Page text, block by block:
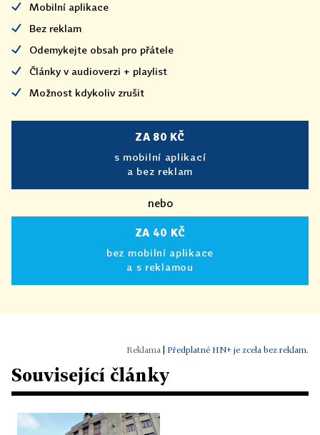
Mobilní aplikace
Bez reklam
Odemykejte obsah pro přátele
Články v audioverzi + playlist
Možnost kdykoliv zrušit
ZA 80 KČ
s mobilní aplikací
a bez reklam
nebo
ZA 40 KČ
bez mobilní aplikace
a s reklamou
Předplatné HN+ je zcela bez reklam.
Související články